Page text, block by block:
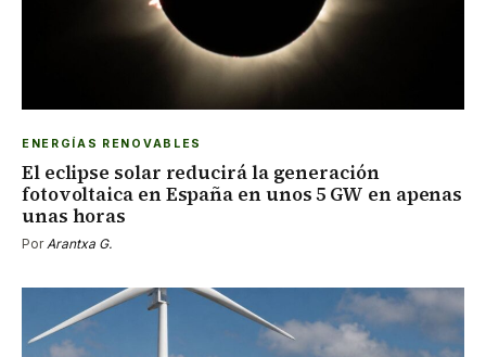
ENERGÍAS RENOVABLES
El eclipse solar reducirá la generación
fotovoltaica en España en unos 5 GW en apenas
unas horas
PorArantxa G.